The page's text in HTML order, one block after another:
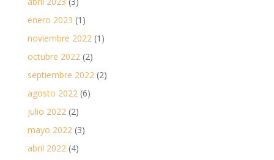
enero 2023 (1)
noviembre 2022(1)
octubre 2022(2)
septiembre 2022(2)
agosto 2022(6)
julio 2022(2)
mayo 2022(3)
abril 2022(4)